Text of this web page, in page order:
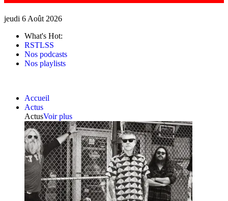
jeudi 6 Août 2026
What's Hot:
RSTLSS
Nos podcasts
Nos playlists
Accueil
Actus
ActusVoir plus